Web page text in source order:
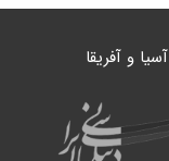
آسیا و آفریقا